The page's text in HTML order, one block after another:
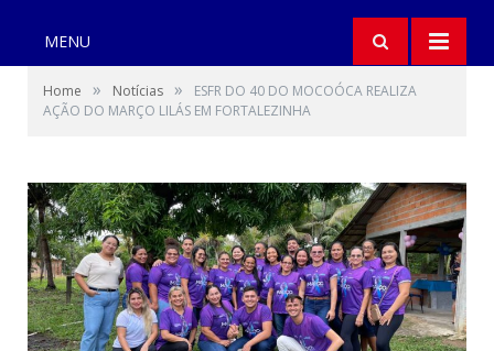
MENU
Home » Notícias »
ESFR DO 40 DO MOCOÓCA REALIZA
AÇÃO DO MARÇO LILÁS EM FORTALEZINHA